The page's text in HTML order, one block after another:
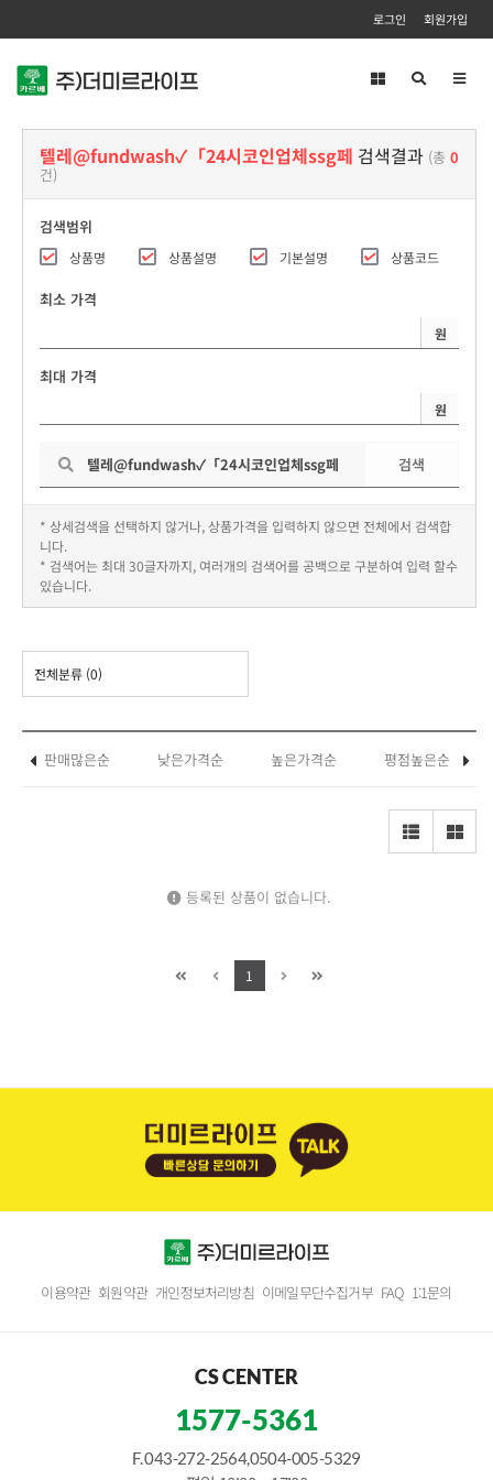
로그인 회원가입
텔레@fundwash✓「24시코인업체ssg페 검색결과 (총 0
건)
검색범위
상품명 상품설명 기본설명 상품코드
최소 가격
원
최대 가격
원
검색
* 상세검색을 선택하지 않거나, 상품가격을 입력하지 않으면 전체에서 검색합
니다.
* 검색어는 최대 30글자까지, 여러개의 검색어를 공백으로 구분하여 입력 할수
있습니다.
전체분류 (0)
판매많은순 낮은가격순 높은가격순 평점높은순
등록된 상품이 없습니다.
1
이용약관 회원약관 개인정보처리방침 이메일무단수집거부 FAQ 1:1문의
CS CENTER
1577-5361
F. 043-272-2564,0504-005-5329